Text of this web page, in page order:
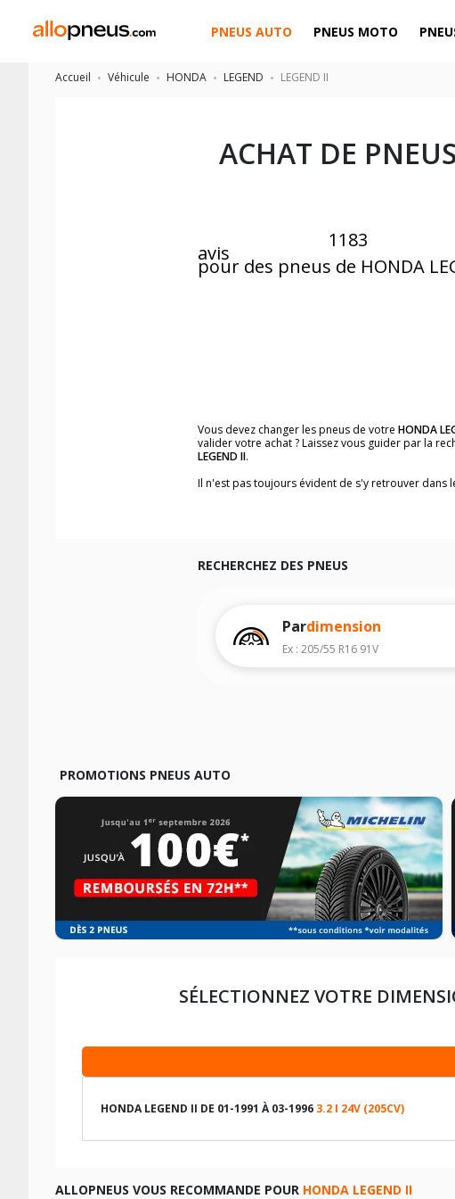
PNEUS AUTO PNEUS MOTO
Accueil Véhicule HONDA LEGEND LEGEND II
ACHAT DE
1183
avis
pour des pneus de HONDA
Vous devez changer les pneus de votre HONDA
valider votre achat ? Laissez vous guider par la
LEGEND II.
Il n'est pas toujours évident de s'y retrouver dans
Vous ne savez pas comment trouver les
véhicule, sans oublier les indices de charge et
RECHERCHEZ DES PNEUS
Pardimension
Ex : 205/55 R16 91V
PROMOTIONS PNEUS AUTO
SÉLECTIONNEZ VOTRE
HONDA LEGEND II DE 01-1991 À 03-1996 3.2 I 24V (205CV)
LES DIMENSIONS COMPATIBLES
ALLOPNEUS VOUS RECOMMANDE POUR HONDA LEGEND II